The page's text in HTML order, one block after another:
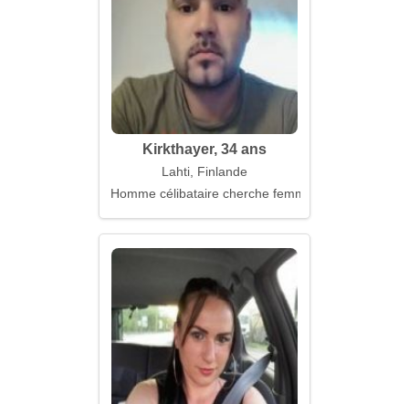
Kirkthayer, 34 ans
Lahti, Finlande
Homme célibataire cherche femme